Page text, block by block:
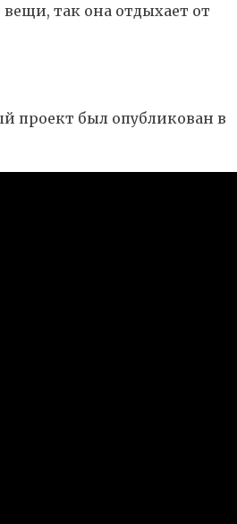
так она отдыхает от
проект был опубликован в